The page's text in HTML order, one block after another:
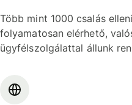
Több mint 1000 csalás
folyamatosan elérhető,
ügyfélszolgálattal állunk